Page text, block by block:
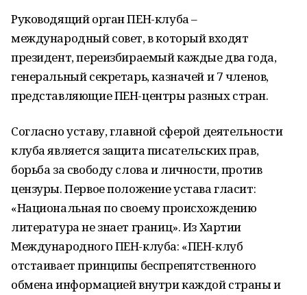
Руководящий орган ПЕН-клуба –
международный совет, в который входят
президент, переизбираемый каждые два года,
генеральный секретарь, казначей и 7 членов,
представляющие ПЕН-центры разных стран.
Согласно уставу, главной сферой деятельности
клуба является защита писательских прав,
борьба за свободу слова и личности, против
цензуры. Первое положение устава гласит:
«Национальная по своему происхождению
литература не знает границ». Из Хартии
Международного ПЕН-клуба: «ПЕН-клуб
отстаивает принципы беспрепятственного
обмена информацией внутри каждой страны и